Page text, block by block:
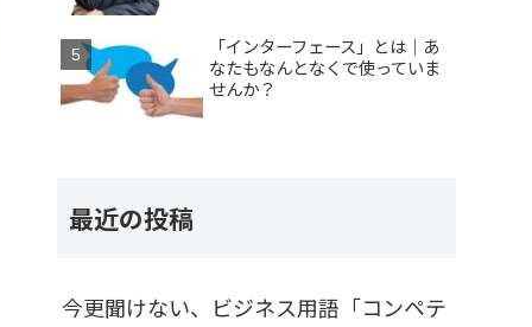
「インターフェース」とは｜あ
なたもなんとなくで使っていま
せんか？
最近の投稿
今更聞けない、ビジネス用語「コンペテ